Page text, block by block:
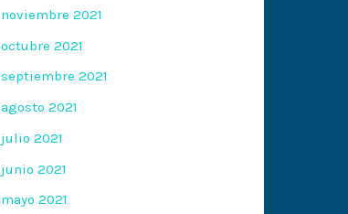
noviembre 2021
octubre 2021
septiembre 2021
agosto 2021
julio 2021
junio 2021
mayo 2021